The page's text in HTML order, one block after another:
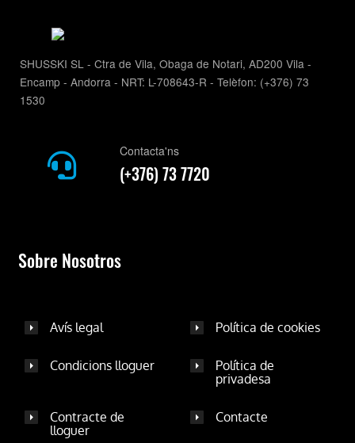
SHUSSKI SL - Ctra de Vila, Obaga de Notari, AD200 Vila -
Encamp - Andorra - NRT: L-708643-R - Telèfon: (+376) 73
1530
Contacta'ns
(+376) 73 7720
Sobre Nosotros
Avís legal Política de cookies
Condicions lloguer
Política de
privadesa
Contracte de
lloguer
Contacte